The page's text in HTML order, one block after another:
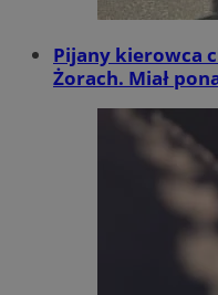
Pijany kierowca
Żorach. Miał